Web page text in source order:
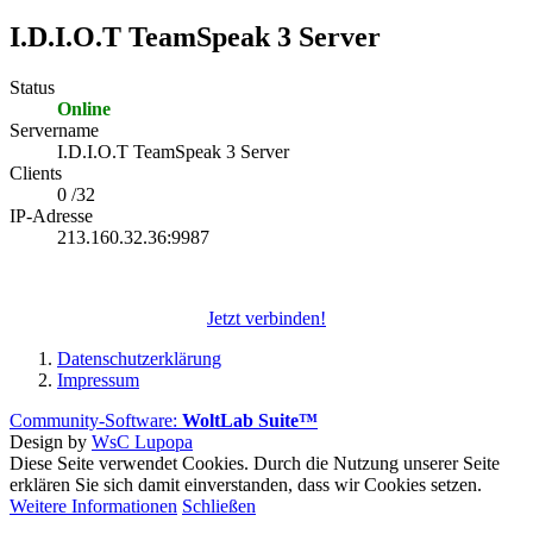
I.D.I.O.T TeamSpeak 3 Server
Status
Online
Servername
I.D.I.O.T TeamSpeak 3 Server
Clients
0 /32
IP-Adresse
213.160.32.36:9987
Jetzt verbinden!
Datenschutzerklärung
Impressum
Community-Software: WoltLab Suite™
Design by WsC Lupopa
Diese Seite verwendet Cookies. Durch die Nutzung unserer Seite
erklären Sie sich damit einverstanden, dass wir Cookies setzen.
Weitere Informationen Schließen